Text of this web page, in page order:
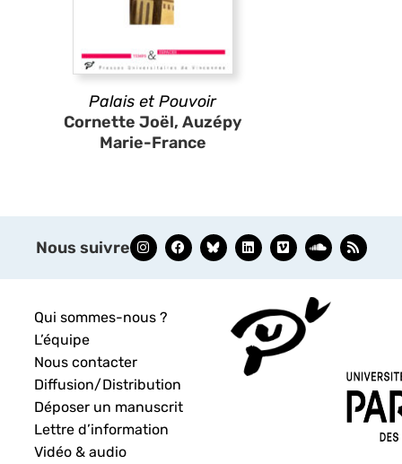
Palais et Pouvoir
Cornette Joël, Auzépy
Marie-France
Nous suivre
Qui sommes-nous ?
L’équipe
Nous contacter
Diffusion/Distribution
Déposer un manuscrit
Lettre d’information
Vidéo & audio